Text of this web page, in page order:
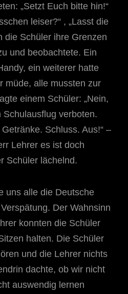
„Setzt Euch bitte hin!“
leiser?“ , „Lasst die
die Schüler ihre Grenzen
und beobachtete. Ein
ein weiterer hatte
müde, alle mussten zur
einem Schüler: „Nein,
verboten.
Schluss. Aus!“ –
Lehrer es ist doch
Schüler lächelnd.
uns alle die Deutsche
Der Wahnsinn
konnten die Schüler
halten. Die Schüler
und die Lehrer nichts
dachte, ob wir nicht
auswendig lernen